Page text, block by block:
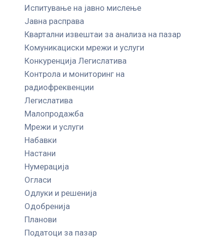
Испитување на јавно мислење
Јавна расправа
Квартални извештаи за анализа на пазар
Комуникациски мрежи и услуги
Конкуренција Легислатива
Контрола и мониторинг на
радиофреквенции
Легислатива
Малопродажба
Мрежи и услуги
Набавки
Настани
Нумерација
Огласи
Одлуки и решенија
Одобренија
Планови
Податоци за пазар